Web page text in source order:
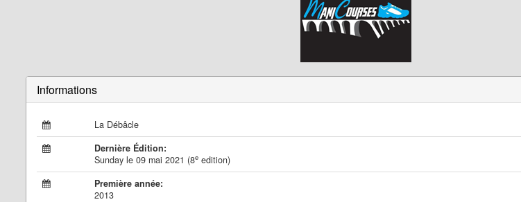
Informations
La Débâcle
Dernière Édition:
Sunday le 09 mai 2021 (8e edition)
Première année:
2013